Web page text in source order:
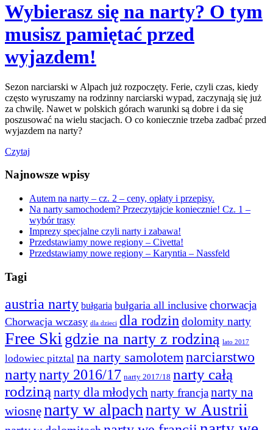
Wybierasz się na narty? O tym
musisz pamiętać przed
wyjazdem!
Sezon narciarski w Alpach już rozpoczęty. Ferie, czyli czas, kiedy
często wyruszamy na rodzinny narciarski wypad, zaczynają się już
za chwilę. Nawet w polskich górach warunki są dobre i da się
poszusować na wielu stacjach. O co koniecznie trzeba zadbać przed
wyjazdem na narty?
Czytaj
Najnowsze wpisy
Autem na narty – cz. 2 – ceny, opłaty i przepisy.
Na narty samochodem? Przeczytajcie koniecznie! Cz. 1 –
wybór trasy
Imprezy specjalne czyli narty i zabawa!
Przedstawiamy nowe regiony – Civetta!
Przedstawiamy nowe regiony – Karyntia – Nassfeld
Tagi
austria narty bułgaria bułgaria all inclusive chorwacja
Chorwacja wczasy dla dzieci dla rodzin dolomity narty
Free Ski gdzie na narty z rodziną lato 2017
lodowiec pitztal na narty samolotem narciarstwo
nartynarty 2016/17 narty 2017/18 narty całą
rodziną narty dla młodych narty francjanarty na
wiosnęnarty w alpach narty w Austrii